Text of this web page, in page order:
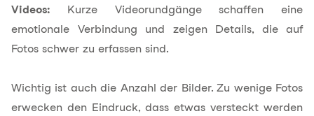
Videos: Kurze Videorundgänge schaffen eine
emotionale Verbindung und zeigen Details, die auf
Fotos schwer zu erfassen sind.
Wichtig ist auch die Anzahl der Bilder. Zu wenige Fotos
erwecken den Eindruck, dass etwas versteckt werden